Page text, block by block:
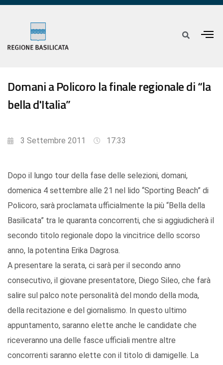
Domani a Policoro la finale regionale di “la
bella d'Italia”
3 Settembre 2011 17:33
Dopo il lungo tour della fase delle selezioni, domani,
domenica 4 settembre alle 21 nel lido “Sporting Beach” di
Policoro, sarà proclamata ufficialmente la più “Bella della
Basilicata” tra le quaranta concorrenti, che si aggiudicherà il
secondo titolo regionale dopo la vincitrice dello scorso
anno, la potentina Erika Dagrosa.
A presentare la serata, ci sarà per il secondo anno
consecutivo, il giovane presentatore, Diego Sileo, che farà
salire sul palco note personalità del mondo della moda,
della recitazione e del giornalismo. In questo ultimo
appuntamento, saranno elette anche le candidate che
riceveranno una delle fasce ufficiali mentre altre
concorrenti saranno elette con il titolo di damigelle. La